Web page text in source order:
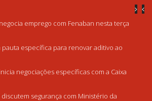
emprego com Fenaban nesta terça
específica para renovar aditivo ao
negociações específicas com a Caixa
discutem segurança com Ministério da